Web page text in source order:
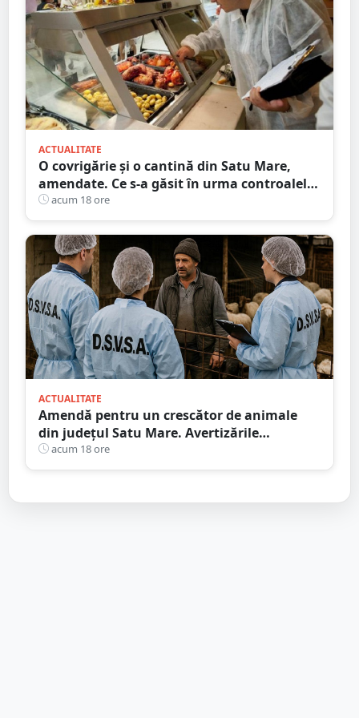
ACTUALITATE
O covrigărie și o cantină din Satu Mare,
amendate. Ce s-a găsit în urma controalelor
DSVSA
acum 18 ore
ACTUALITATE
Amendă pentru un crescător de animale
din județul Satu Mare. Avertizările
transmise de DSVSA
acum 18 ore